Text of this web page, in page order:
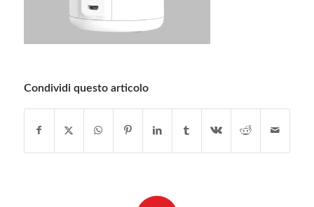
Condividi questo articolo